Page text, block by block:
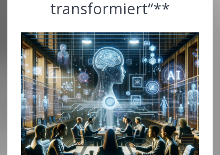
transformiert“**